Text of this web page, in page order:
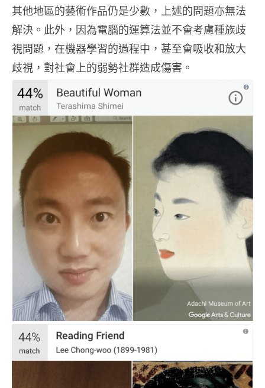
其他地區的藝術作品仍是少數，上述的問題亦無法
解決。此外，因為電腦的運算法並不會考慮種族歧
視問題，在機器學習的過程中，甚至會吸收和放大
歧視，對社會上的弱勢社群造成傷害。